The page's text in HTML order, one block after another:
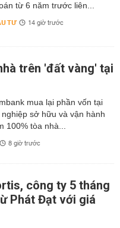
từ 6 năm trước liên...
TƯ 14 giờ trước
trên 'đất vàng' tại
mua lại phần vốn tại
sở hữu và vận hành
100% tòa nhà...
8 giờ trước
công ty 5 tháng
Phát Đạt với giá